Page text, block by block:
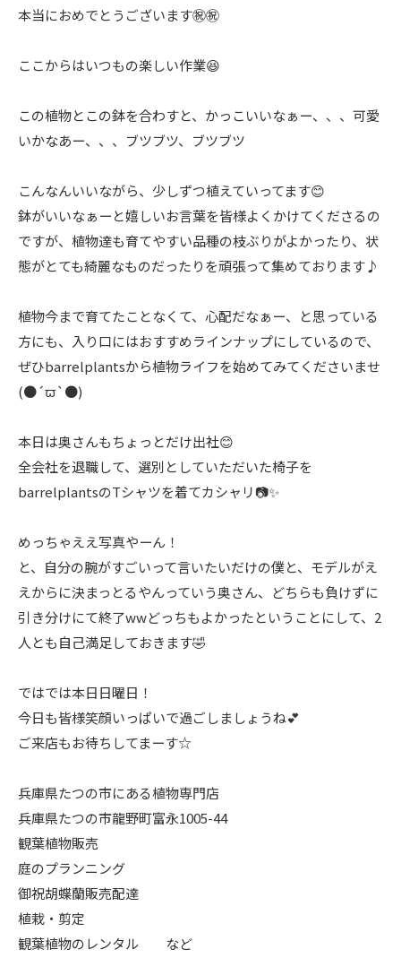
本当におめでとうございます㊗️㊗️
ここからはいつもの楽しい作業😆
この植物とこの鉢を合わすと、かっこいいなぁー、、、可愛
いかなあー、、、ブツブツ、ブツブツ
こんなんいいながら、少しずつ植えていってます😊
鉢がいいなぁーと嬉しいお言葉を皆様よくかけてくださるの
ですが、植物達も育てやすい品種の枝ぶりがよかったり、状
態がとても綺麗なものだったりを頑張って集めております♪
植物今まで育てたことなくて、心配だなぁー、と思っている
方にも、入り口にはおすすめラインナップにしているので、
ぜひbarrelplantsから植物ライフを始めてみてくださいませ
(●´ϖ`●)
本日は奥さんもちょっとだけ出社😊
全会社を退職して、選別としていただいた椅子を
barrelplantsのTシャツを着てカシャリ📷✨
めっちゃええ写真やーん！
と、自分の腕がすごいって言いたいだけの僕と、モデルがえ
えからに決まっとるやんっていう奥さん、どちらも負けずに
引き分けにて終了wwどっちもよかったということにして、2
人とも自己満足しておきます🤣
ではでは本日日曜日！
今日も皆様笑顔いっぱいで過ごしましょうね💕
ご来店もお待ちしてまーす☆
兵庫県たつの市にある植物専門店
兵庫県たつの市龍野町富永1005-44
観葉植物販売
庭のプランニング
御祝胡蝶蘭販売配達
植栽・剪定
観葉植物のレンタル など